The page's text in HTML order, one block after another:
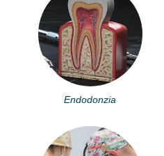
Endodonzia